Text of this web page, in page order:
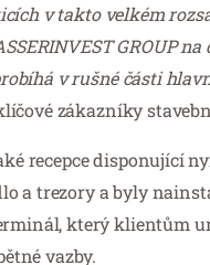
v takto velkém
GROUP
v rušné části
zákazníky
recepce disponující
a trezory a byly
který klientům
vazby.